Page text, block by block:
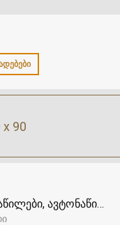
x 90
ავტონაწილები